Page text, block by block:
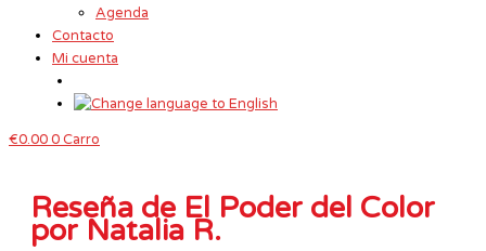
Agenda
Contacto
Mi cuenta
€0.000Carro
Reseña de El Poder del Color
por Natalia R.